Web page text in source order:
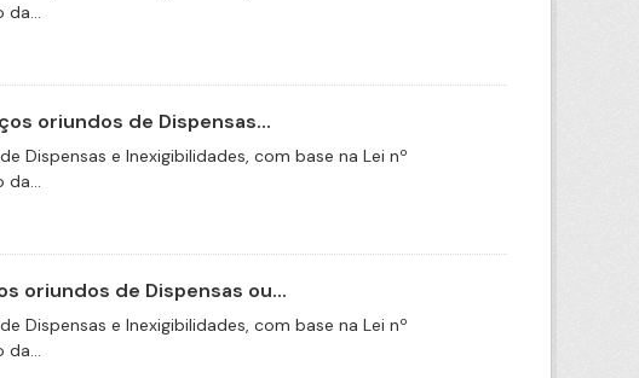
da...
oriundos de Dispensas...
Dispensas e Inexigibilidades, com base na Lei nº
da...
oriundos de Dispensas ou...
Dispensas e Inexigibilidades, com base na Lei nº
da...